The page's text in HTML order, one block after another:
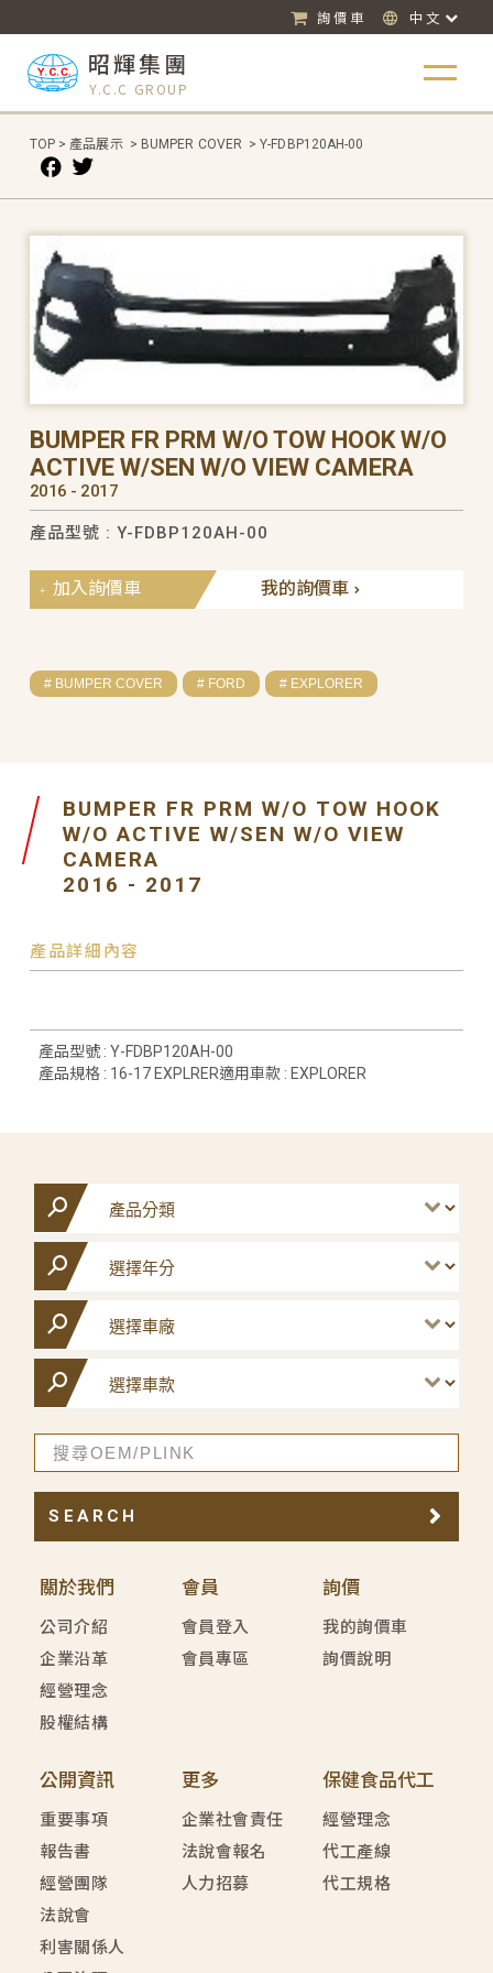
詢價車 中文
昭輝集團
Y.C.C GROUP
TOP > 產品展示 > BUMPER COVER > Y-FDBP120AH-00
BUMPER FR PRM W/O TOW HOOK W/O
ACTIVE W/SEN W/O VIEW CAMERA
2016 - 2017
產品型號 : Y-FDBP120AH-00
我的詢價車
加入詢價車
# BUMPER COVER # FORD # EXPLORER
BUMPER FR PRM W/O TOW HOOK
W/O ACTIVE W/SEN W/O VIEW
CAMERA
2016 - 2017
產品詳細內容
產品型號 : Y-FDBP120AH-00
產品規格 : 16-17 EXPLRER適用車款 : EXPLORER
關於我們
公司介紹
企業沿革
經營理念
股權結構
會員
會員登入
會員專區
詢價
我的詢價車
詢價說明
公開資訊
重要事項
報告書
經營團隊
法說會
利害關係人
更多
企業社會責任
法說會報名
人力招募
保健食品代工
經營理念
代工產線
代工規格
SEARCH